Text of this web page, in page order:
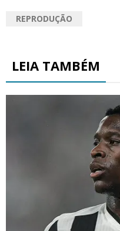
REPRODUÇÃO
LEIA TAMBÉM